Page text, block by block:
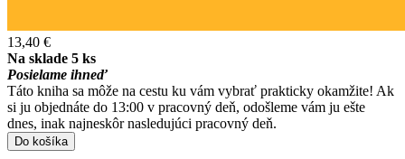
13,40 €
Na sklade 5 ks
Posielame ihneď
Táto kniha sa môže na cestu ku vám vybrať prakticky okamžite! Ak
si ju objednáte do 13:00 v pracovný deň, odošleme vám ju ešte
dnes, inak najneskôr nasledujúci pracovný deň.
Do košíka